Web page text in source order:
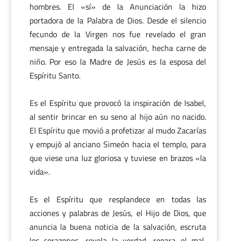
hombres. El «sí» de la Anunciación la hizo
portadora de la Palabra de Dios. Desde el silencio
fecundo de la Virgen nos fue revelado el gran
mensaje y entregada la salvación, hecha carne de
niño. Por eso la Madre de Jesús es la esposa del
Espíritu Santo.
Es el Espíritu que provocó la inspiración de Isabel,
al sentir brincar en su seno al hijo aún no nacido.
El Espíritu que movió a profetizar al mudo Zacarías
y empujó al anciano Simeón hacia el templo, para
que viese una luz gloriosa y tuviese en brazos «la
vida».
Es el Espíritu que resplandece en todas las
acciones y palabras de Jesús, el Hijo de Dios, que
anuncia la buena noticia de la salvación, escruta